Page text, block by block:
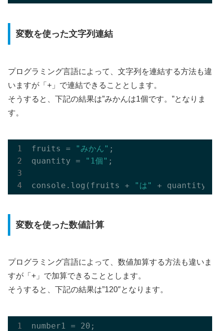
変数を使った文字列連結
プログラミング言語によって、文字列を連結する方法も違
いますが「+」で連結できることとします。
そうすると、下記の結果は”みかんは1個です。”となりま
す。
fruits = "みかん" ;
quantity =
"1個" ;
console.log(fruits + "は" + quantity
変数を使った数値計算
プログラミング言語によって、数値加算する方法も違いま
すが「+」で加算できることとします。
そうすると、下記の結果は”120″となります。
number1 = 20;